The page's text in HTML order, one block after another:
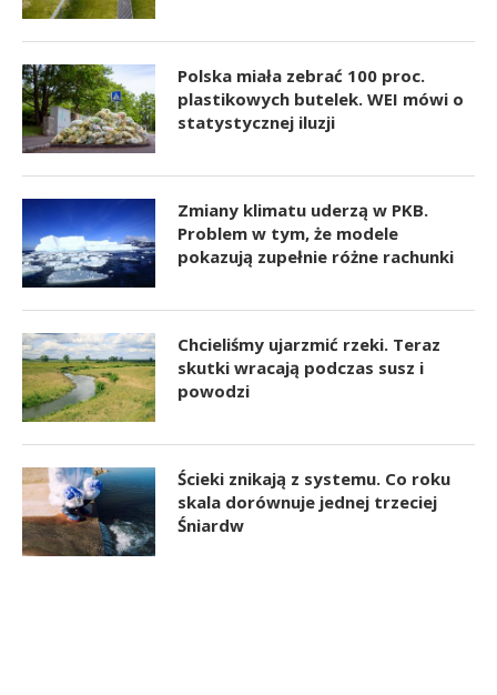
Polska miała zebrać 100 proc.
plastikowych butelek. WEI mówi o
statystycznej iluzji
Zmiany klimatu uderzą w PKB.
Problem w tym, że modele
pokazują zupełnie różne rachunki
Chcieliśmy ujarzmić rzeki. Teraz
skutki wracają podczas susz i
powodzi
Ścieki znikają z systemu. Co roku
skala dorównuje jednej trzeciej
Śniardw